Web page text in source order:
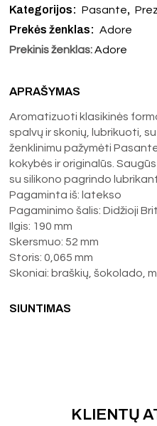
Kategorijos: Pasante,
Prekės ženklas: Adore
Prekinis ženklas: Adore
APRAŠYMAS
Aromatizuoti klasikinės
spalvų ir skonių, lubrikuoti,
ženklinimu pažymėti
kokybės ir originalūs.
su silikono pagrindo
Pagaminta iš: latekso
Pagaminimo šalis: Didžioji
Ilgis: 190 mm
Skersmuo: 52 mm
Storis: 0,065 mm
Skoniai: braškių, šokolado,
SIUNTIMAS
KLIENTŲ